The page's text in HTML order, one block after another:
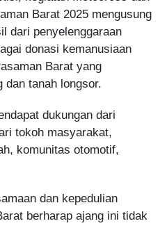
Barat 2025 mengusung
dari penyelenggaraan
donasi kemanusiaan
Barat yang
dan tanah longsor.
dukungan dari
tokoh masyarakat,
komunitas otomotif,
dan kepedulian
berharap ajang ini tidak